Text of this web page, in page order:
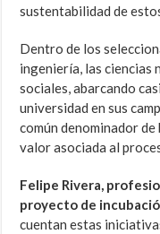
sustentabilidad de
Dentro de los
ingeniería, las ciencias
sociales, abarcando
universidad en sus
común denominador
valor asociada al
Felipe Rivera,
proyecto de
cuentan estas